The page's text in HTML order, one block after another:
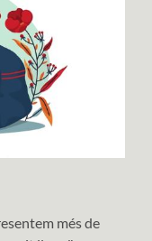
més de